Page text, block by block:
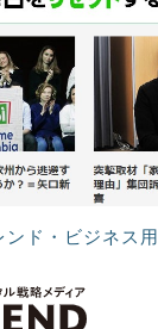
ンド・ビジネス用